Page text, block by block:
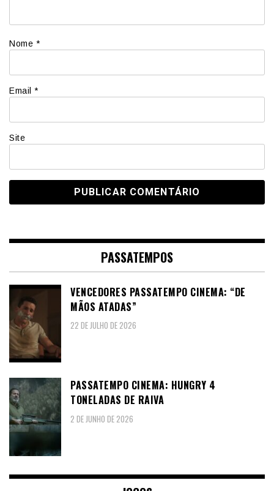
Nome *
Email *
Site
PASSATEMPOS
VENCEDORES PASSATEMPO CINEMA: “DE
MÃOS ATADAS”
22 DE JULHO DE 2026
PASSATEMPO CINEMA: HUNGRY 4
TONELADAS DE RAIVA
2 DE JUNHO DE 2026